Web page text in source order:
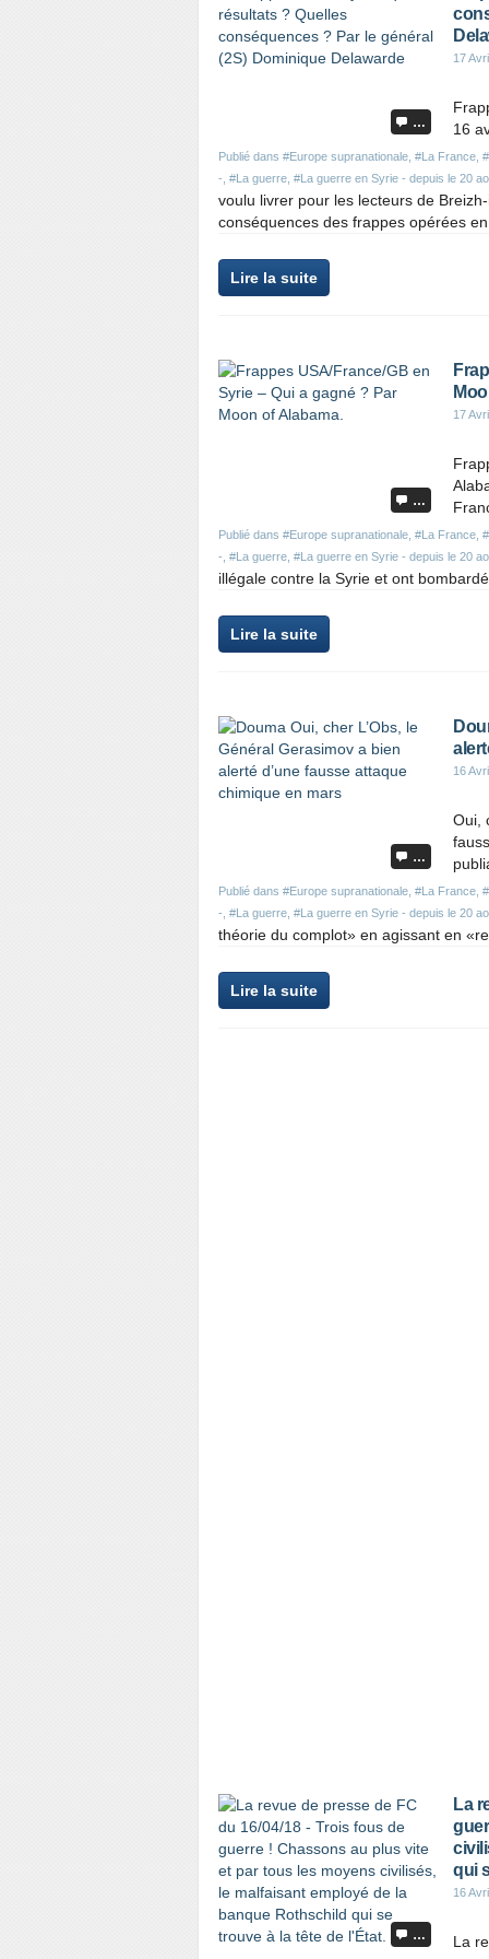
…
17
Publié dans #Europe supranationale #La France
- #La guerre #La guerre en Syrie - depuis le 20
16
voulu livrer pour les lecteurs de
conséquences des frappes opérées
Lire la suite
…
17
Publié dans #Europe supranationale #La France
- #La guerre #La guerre en Syrie - depuis le 20
illégale contre la Syrie et ont
Lire la suite
…
16
Publié dans #Europe supranationale #La France
- #La guerre #La guerre en Syrie - depuis le 20
Oui,
théorie du complot» en agissant en
Lire la suite
…
La
qui
16
La